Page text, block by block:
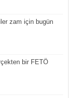
zam için bugün
bir FETÖ